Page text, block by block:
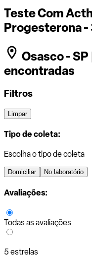
Teste Com
Progesterona -
Osasco - SP
encontradas
Filtros
Limpar
Tipo de coleta:
Escolha o tipo de coleta
Domiciliar No laboratório
Avaliações:
Todas as avaliações
5 estrelas